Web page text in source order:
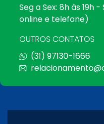
Seg a Sex: 8h às 19h
online e telefone)
OUTROS CONTATOS
(31) 97130-1666